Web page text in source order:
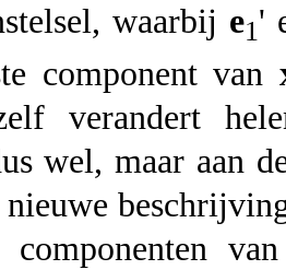
waarbij e1'
component van
verandert
wel, maar aan
nieuwe
componenten